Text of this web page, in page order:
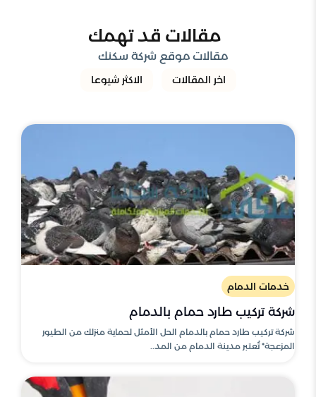
مقالات قد تهمك
مقالات موقع شركة سكنك
اخر المقالات الاكثر شيوعا
خدمات الدمام
شركة تركيب طارد حمام بالدمام
شركة تركيب طارد حمام بالدمام الحل الأمثل لحماية منزلك من الطيور
المزعجة* تُعتبر مدينة الدمام من المد..